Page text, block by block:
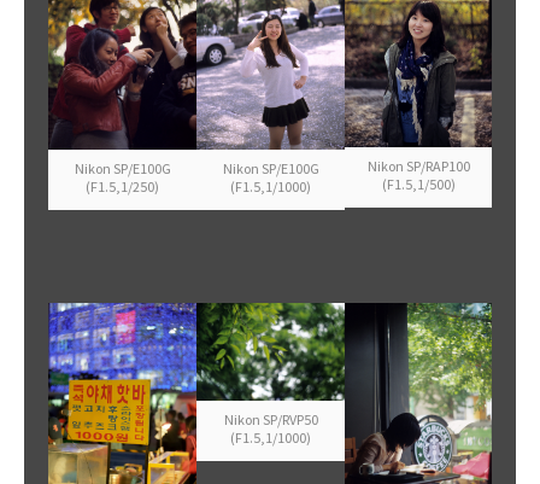
Nikon SP/E100G
(F1.5,1/250)
Nikon SP/E100G
(F1.5,1/1000)
Nikon SP/RAP100
(F1.5,1/500)
Nikon SP/RVP50
(F1.5,1/1000)